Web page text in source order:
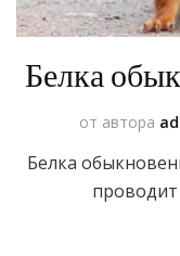
Белка
от автора
Белка